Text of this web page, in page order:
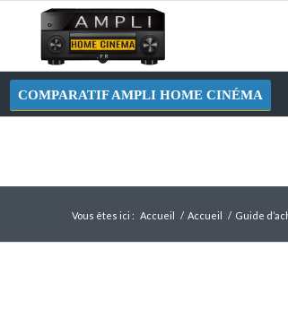
COMPARATIF AMPLI HOME CINÉMA
Vous êtes ici : Accueil / Accueil / Guide